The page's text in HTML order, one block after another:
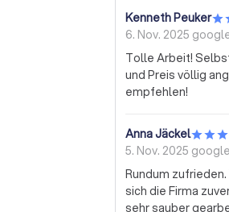
hervorragend geholfen.
zügig und mit
haben sich an alle
Ich würde
Kenneth Peuker
6. Nov. 2025
Tolle Arbeit!
und Preis völlig
empfehlen!
Anna Jäckel
5. Nov. 2025 google
Rundum
sich die Firma
sehr sauber